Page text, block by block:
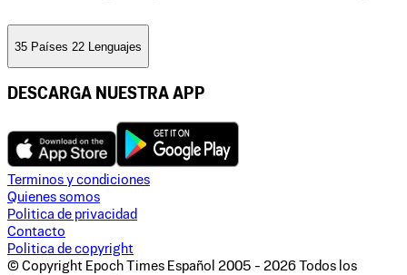
35 Países 22 Lenguajes
DESCARGA NUESTRA APP
Terminos y condiciones
Quienes somos
Politica de privacidad
Contacto
Politica de copyright
© Copyright Epoch Times Español 2005 - 2026 Todos los